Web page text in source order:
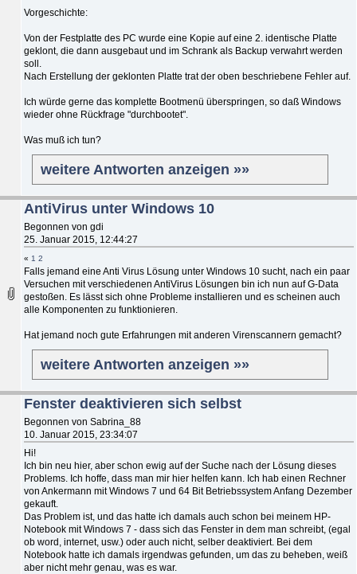
Vorgeschichte:
Von der Festplatte des PC wurde eine Kopie auf eine 2. identische Platte
geklont, die dann ausgebaut und im Schrank als Backup verwahrt werden
soll.
Nach Erstellung der geklonten Platte trat der oben beschriebene Fehler auf.
Ich würde gerne das komplette Bootmenü überspringen, so daß Windows
wieder ohne Rückfrage "durchbootet".
Was muß ich tun?
weitere Antworten anzeigen »»
AntiVirus unter Windows 10
Begonnen von gdi
25. Januar 2015, 12:44:27
« 1 2
Falls jemand eine Anti Virus Lösung unter Windows 10 sucht, nach ein paar
Versuchen mit verschiedenen AntiVirus Lösungen bin ich nun auf G-Data
gestoßen. Es lässt sich ohne Probleme installieren und es scheinen auch
alle Komponenten zu funktionieren.
Hat jemand noch gute Erfahrungen mit anderen Virenscannern gemacht?
weitere Antworten anzeigen »»
Fenster deaktivieren sich selbst
Begonnen von Sabrina_88
10. Januar 2015, 23:34:07
Hi!
Ich bin neu hier, aber schon ewig auf der Suche nach der Lösung dieses
Problems. Ich hoffe, dass man mir hier helfen kann. Ich hab einen Rechner
von Ankermann mit Windows 7 und 64 Bit Betriebssystem Anfang Dezember
gekauft.
Das Problem ist, und das hatte ich damals auch schon bei meinem HP-
Notebook mit Windows 7 - dass sich das Fenster in dem man schreibt, (egal
ob word, internet, usw.) oder auch nicht, selber deaktiviert. Bei dem
Notebook hatte ich damals irgendwas gefunden, um das zu beheben, weiß
aber nicht mehr genau, was es war.